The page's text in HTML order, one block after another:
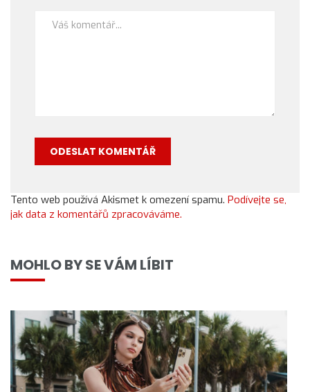
Tento web používá Akismet k omezení spamu. Podívejte se,
jak data z komentářů zpracováváme.
MOHLO BY SE VÁM LÍBIT